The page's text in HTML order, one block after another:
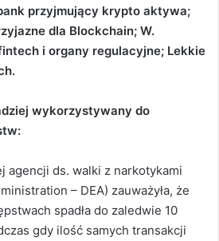
przyjmujący krypto aktywa;
dla Blockchain; W.
i organy regulacyjne; Lekkie
wykorzystywany do
agencji ds. walki z narkotykami
– DEA) zauważyła, że
spadła do zaledwie 10
gdy ilość samych transakcji